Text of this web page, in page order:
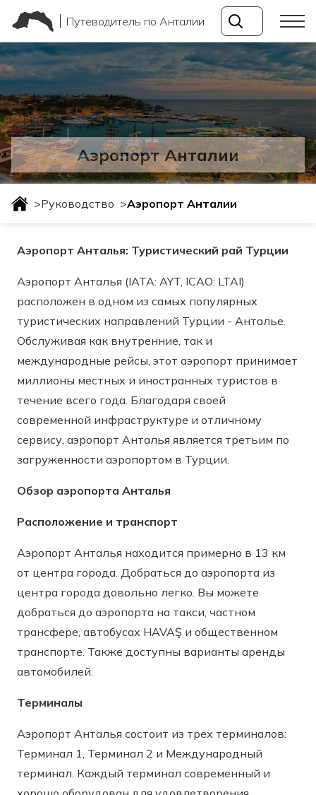
Путеводитель по Анталии
Аэропорт Анталии
>Руководство >Аэропорт Анталии
Аэропорт Анталья: Туристический рай Турции
Аэропорт Анталья (IATA: AYT, ICAO: LTAI)
расположен в одном из самых популярных
туристических направлений Турции - Анталье.
Обслуживая как внутренние, так и
международные рейсы, этот аэропорт принимает
миллионы местных и иностранных туристов в
течение всего года. Благодаря своей
современной инфраструктуре и отличному
сервису, аэропорт Анталья является третьим по
загруженности аэропортом в Турции.
Обзор аэропорта Анталья
Расположение и транспорт
Аэропорт Анталья находится примерно в 13 км
от центра города. Добраться до аэропорта из
центра города довольно легко. Вы можете
добраться до аэропорта на такси, частном
трансфере, автобусах HAVAŞ и общественном
транспорте. Также доступны варианты аренды
автомобилей.
Терминалы
Аэропорт Анталья состоит из трех терминалов:
Терминал 1, Терминал 2 и Международный
терминал. Каждый терминал современный и